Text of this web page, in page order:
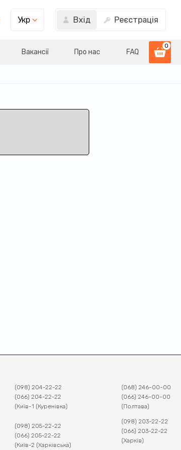
Укр Вхід Реєстрація
Вакансії Про нас FAQ
0
(098) 204-22-22
(066) 204-22-22
(Київ-1 (Куренівка)
(098) 205-22-22
(066) 205-22-22
(Київ-2 (Харківська)
(068) 246-00-00
(066) 246-00-00
(Полтава)
(098) 203-22-22
(066) 203-22-22
(Харків)